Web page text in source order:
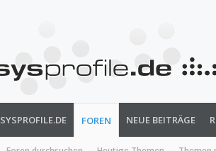
SYSPROFILE.DE FOREN NEUE BEITRÄGE